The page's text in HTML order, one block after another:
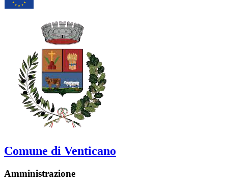
Comune di Venticano
Amministrazione